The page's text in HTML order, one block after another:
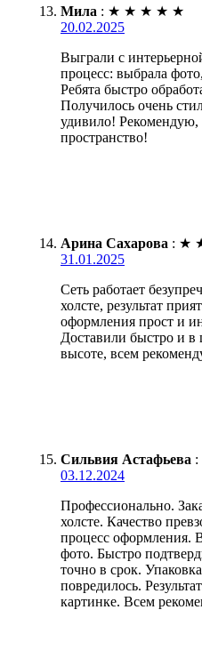
Мила : ★ ★ ★ ★ ★
20.02.2025
Выграли с
процесс: выбрала
Ребята быстро
Получилось очень
удивило! Рекомендую,
пространство!
Арина Сахарова : ★
31.01.2025
Сеть работает
холсте, результат
оформления прост и
Доставили быстро и в
высоте, всем
Сильвия Астафьева :
03.12.2024
Профессионально.
холсте. Качество
процесс оформления.
фото. Быстро
точно в срок.
повредилось.
картинке. Всем